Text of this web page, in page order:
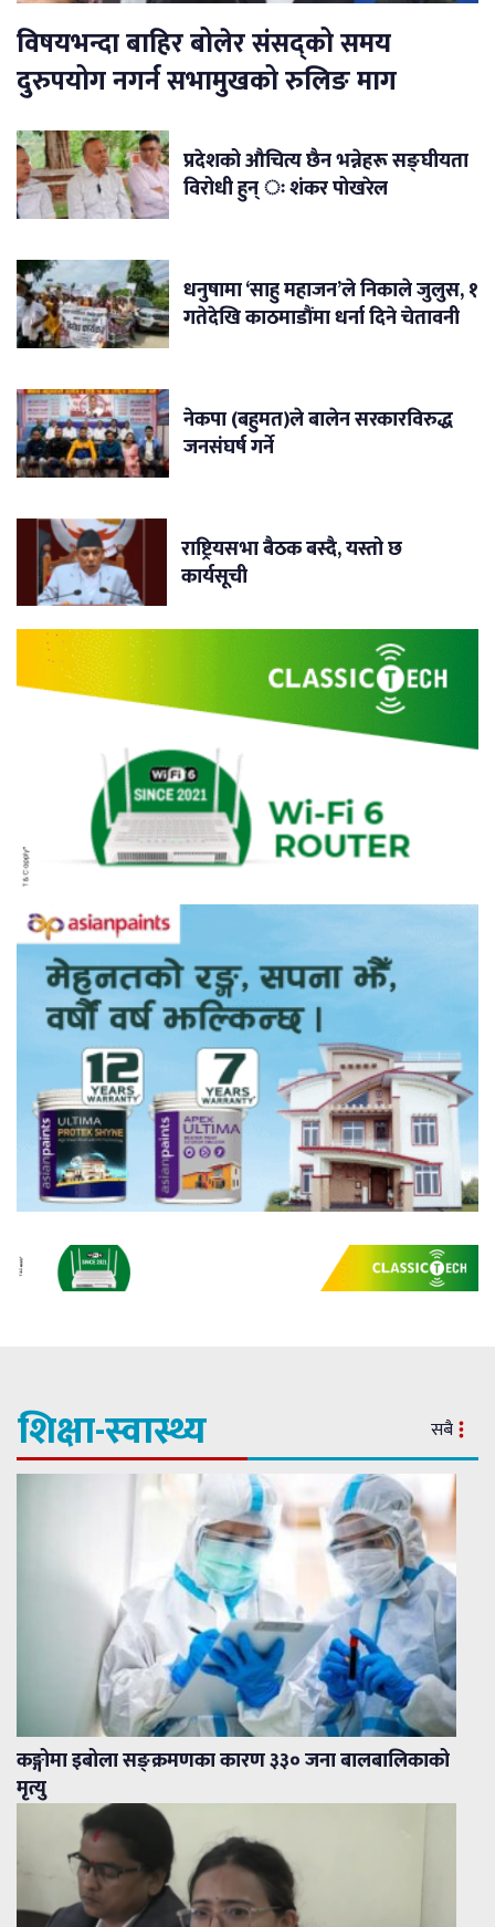
विषयभन्दा बाहिर बोलेर संसद्को समय
दुरुपयोग नगर्न सभामुखको रुलिङ माग
प्रदेशको औचित्य छैन भन्नेहरू सङ्घीयता
विरोधी हुन् ः शंकर पोखरेल
धनुषामा ‘साहु महाजन’ले निकाले जुलुस, १
गतेदेखि काठमाडौंमा धर्ना दिने चेतावनी
नेकपा (बहुमत)ले बालेन सरकारविरुद्ध
जनसंघर्ष गर्ने
राष्ट्रियसभा बैठक बस्दै, यस्तो छ
कार्यसूची
शिक्षा-स्वास्थ्य सबै
कङ्गोमा इबोला सङ्क्रमणका कारण ३३० जना बालबालिकाको
मृत्यु